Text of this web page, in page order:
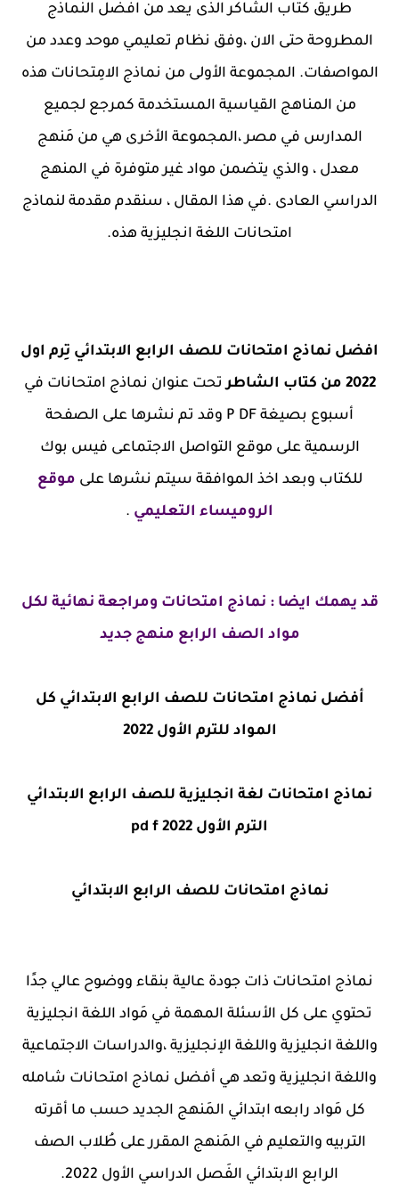
طريق كتاب الشاكر الذى يعد من افضل النماذج
المطروحة حتى الان ،وفق نظام تعليمي موحد وعدد من
المواصفات. المجموعة الأولى من نماذج الامِتحانات هذه
من المناهج القياسية المستخدمة كمرجع لجميع
المدارس في مصر ،المجموعة الأخرى هي من مَنهج
معدل ، والذي يتضمن مواد غير متوفرة في المنهج
الدراسي العادى .في هذا المقال ، سنقدم مقدمة لنماذج
امتحانات اللغة انجليزية هذه.
افضل نماذج امتحانات للصف الرابع الابتدائي تِرم اول
2022 من كتاب الشاطر
تحت عنوان نماذج امتحانات في
أسبوع بصيغة P DF وقد تم نشرها على الصفحة
الرسمية على موقع التواصل الاجتماعى فيس بوك
للكتاب وبعد اخذ الموافقة سيتم نشرها على موقع
الروميساء التعليمي .
قد يهمك ايضا : نماذج امتحانات ومراجعة نهائية لكل
مواد الصف الرابع منهج جديد
أفضل نماذج امتحانات للصف الرابع الابتدائي كل
المواد للترم الأول 2022
نماذج امتحانات لغة انجليزية للصف الرابع الابتدائي
الترم الأول pd f 2022
نماذج امتحانات للصف الرابع الابتدائي
نماذج امتحانات ذات جودة عالية بنقاء ووضوح عالي جدًا
تحتوي على كل الأسئلة المهمة في مَواد اللغة انجليزية
واللغة انجليزية واللغة الإنجليزية ،والدراسات الاجتماعية
واللغة انجليزية وتعد هي أفضل نماذج امتحانات شامله
كل مَواد رابعه ابتدائي المَنهج الجديد حسب ما أقرته
التربيه والتعليم في المَنهج المقرر على طُلاب الصف
الرابع الابتدائي الفَصل الدراسي الأول 2022.